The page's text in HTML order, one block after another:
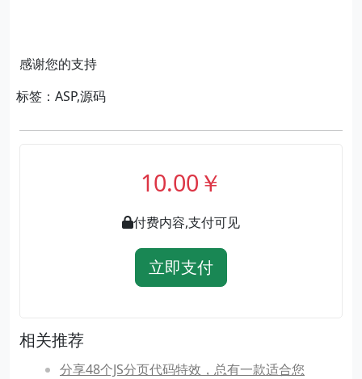
感谢您的支持
标签：ASP,源码
10.00￥
付费内容,支付可见
立即支付
相关推荐
分享48个JS分页代码特效，总有一款适合您